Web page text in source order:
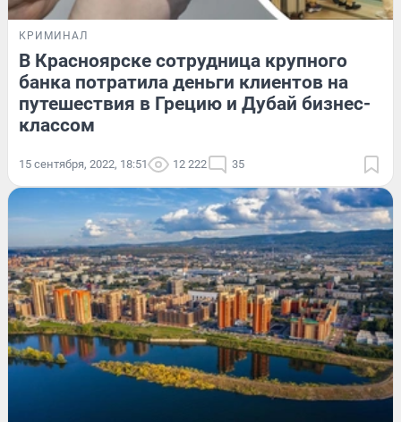
КРИМИНАЛ
В Красноярске сотрудница крупного
банка потратила деньги клиентов на
путешествия в Грецию и Дубай бизнес-
классом
15 сентября, 2022, 18:51 12 222 35